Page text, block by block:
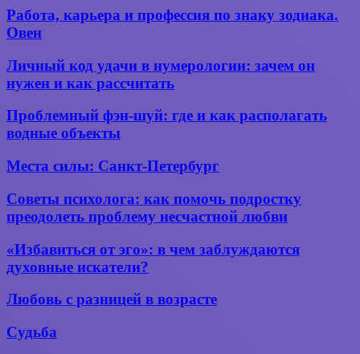
сохранения
энергетики
Работа,
карьера
и
по
знаку
Овен
Работа, карьера и профессия по знаку зодиака.
Овен
Личный
удачи
нумерологии:
зачем
нужен
как
рассчитать
Личный код удачи в нумерологии: зачем он
нужен и как рассчитать
Проблемный
фэн-
шуй:
и как
водные
объекты
Проблемный фэн-шуй: где и как располагать
водные объекты
Места
Санкт-
Петербург
Места силы: Санкт-Петербург
Советы
как
подростку
преодолеть
несчастной
Советы психолога: как помочь подростку
преодолеть проблему несчастной любви
«Избавиться
эго»:
чем
духовные
«Избавиться от эго»: в чем заблуждаются
духовные искатели?
Любовь
в возрасте
Любовь с разницей в возрасте
Судьба
Судьба